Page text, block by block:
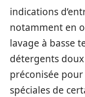
indications
notamment en
lavage à basse
détergents
préconisée
spéciales de